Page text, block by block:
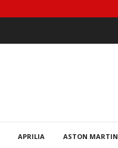
APRILIA ASTON MARTIN